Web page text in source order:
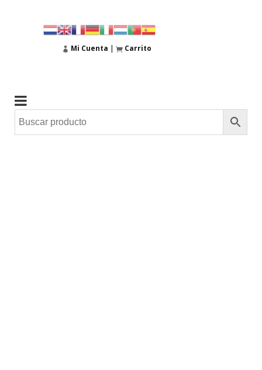
Mi Cuenta | Carrito